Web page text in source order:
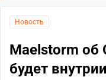
Новость
Maelstorm об
будет